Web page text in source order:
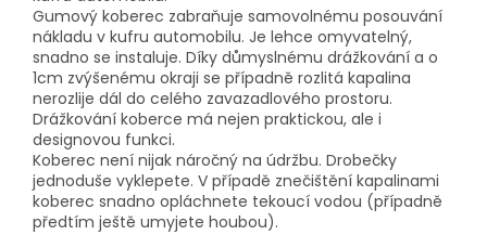
Gumový koberec zabraňuje samovolnému posouvání
nákladu v kufru automobilu. Je lehce omyvatelný,
snadno se instaluje. Díky důmyslnému drážkování a o
1cm zvýšenému okraji se případně rozlitá kapalina
nerozlije dál do celého zavazadlového prostoru.
Drážkování koberce má nejen praktickou, ale i
designovou funkci.
Koberec není nijak náročný na údržbu. Drobečky
jednoduše vyklepete. V případě znečištění kapalinami
koberec snadno opláchnete tekoucí vodou (případně
předtím ještě umyjete houbou).